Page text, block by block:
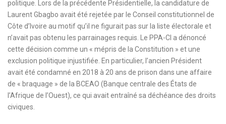
politique. Lors de la précédente Présidentielle, la candidature de
Laurent Gbagbo avait été rejetée par le Conseil constitutionnel de
Côte d’Ivoire au motif qu’il ne figurait pas sur la liste électorale et
n’avait pas obtenu les parrainages requis. Le PPA-CI a dénoncé
cette décision comme un « mépris de la Constitution » et une
exclusion politique injustifiée. En particulier, l’ancien Président
avait été condamné en 2018 à 20 ans de prison dans une affaire
de « braquage » de la BCEAO (Banque centrale des États de
l’Afrique de l’Ouest), ce qui avait entraîné sa déchéance des droits
civiques.